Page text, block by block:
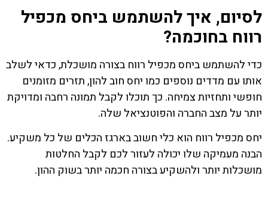
לסיום, איך להשתמש ביחס מכפיל
רווח בחוכמה?
כדי להשתמש ביחס מכפיל רווח בצורה מושכלת, כדאי לשלב
אותו עם מדדים נוספים כמו יחס חוב להון, תזרים מזומנים
חופשי ותחזיות צמיחה. כך תוכלו לקבל תמונה רחבה ומדויקת
יותר על מצב החברה והפוטנציאל שלה.
יחס מכפיל רווח הוא כלי חשוב בארגז הכלים של כל משקיע.
הבנה מעמיקה שלו יכולה לעזור לכם לקבל החלטות
מושכלות יותר ולהשקיע בצורה חכמה יותר בשוק ההון.